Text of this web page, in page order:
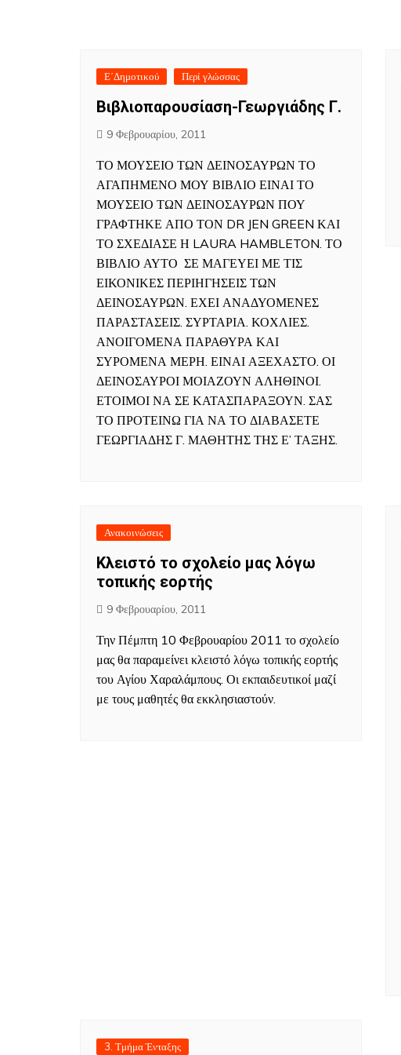
Ε΄Δημοτικού Περί γλώσσας
Βιβλιοπαρουσίαση-Γεωργιάδης Γ.
9 Φεβρουαρίου, 2011
ΤΟ ΜΟΥΣΕΙΟ ΤΩΝ ΔΕΙΝΟΣΑΥΡΩΝ ΤΟ
ΑΓΑΠΗΜΕΝΟ ΜΟΥ ΒΙΒΛΙΟ ΕΙΝΑΙ ΤΟ
ΜΟΥΣΕΙΟ ΤΩΝ ΔΕΙΝΟΣΑΥΡΩΝ ΠΟΥ
ΓΡΑΦΤΗΚΕ ΑΠΟ ΤΟΝ DR JEN GREEN ΚΑΙ
ΤΟ ΣΧΕΔΙΑΣΕ Η LAURA HAMBLETON. ΤΟ
ΒΙΒΛΙΟ ΑΥΤΟ ΣΕ ΜΑΓΕΥΕΙ ΜΕ ΤΙΣ
ΕΙΚΟΝΙΚΕΣ ΠΕΡΙΗΓΗΣΕΙΣ ΤΩΝ
ΔΕΙΝΟΣΑΥΡΩΝ. ΕΧΕΙ ΑΝΑΔΥΟΜΕΝΕΣ
ΠΑΡΑΣΤΑΣΕΙΣ. ΣΥΡΤΑΡΙΑ. ΚΟΧΛΙΕΣ.
ΑΝΟΙΓΟΜΕΝΑ ΠΑΡΑΘΥΡΑ ΚΑΙ
ΣΥΡΟΜΕΝΑ ΜΕΡΗ. ΕΙΝΑΙ ΑΞΕΧΑΣΤΟ. ΟΙ
ΔΕΙΝΟΣΑΥΡΟΙ ΜΟΙΑΖΟΥΝ ΑΛΗΘΙΝΟΙ.
ΕΤΟΙΜΟΙ ΝΑ ΣΕ ΚΑΤΑΣΠΑΡΑΞΟΥΝ. ΣΑΣ
ΤΟ ΠΡΟΤΕΙΝΩ ΓΙΑ ΝΑ ΤΟ ΔΙΑΒΑΣΕΤΕ
ΓΕΩΡΓΙΑΔΗΣ Γ. ΜΑΘΗΤΗΣ ΤΗΣ Ε’ ΤΑΞΗΣ.
Ανακοινώσεις
Κλειστό το σχολείο μας λόγω
τοπικής εορτής
9 Φεβρουαρίου, 2011
Την Πέμπτη 10 Φεβρουαρίου 2011 το σχολείο
μας θα παραμείνει κλειστό λόγω τοπικής εορτής
του Αγίου Χαραλάμπους. Οι εκπαιδευτικοί μαζί
με τους μαθητές θα εκκλησιαστούν.
3. Τμήμα Ένταξης